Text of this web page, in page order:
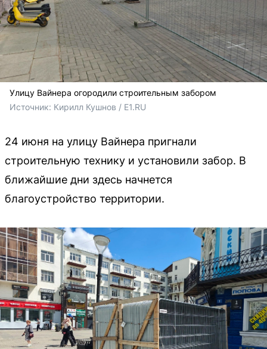
Улицу Вайнера огородили строительным забором
Источник: Кирилл Кушнов / E1.RU
24 июня на улицу Вайнера пригнали
строительную технику и установили забор. В
ближайшие дни здесь начнется
благоустройство территории.